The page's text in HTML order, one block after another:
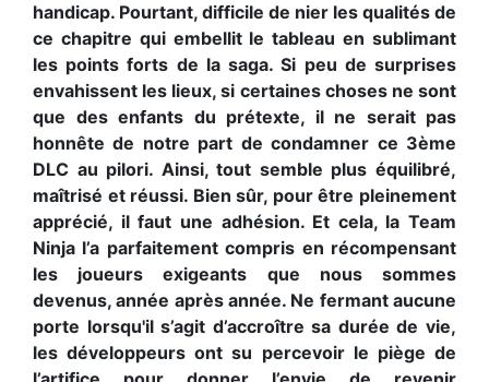
handicap. Pourtant, difficile de nier les qualités de
ce chapitre qui embellit le tableau en sublimant
les points forts de la saga. Si peu de surprises
envahissent les lieux, si certaines choses ne sont
que des enfants du prétexte, il ne serait pas
honnête de notre part de condamner ce 3ème
DLC au pilori. Ainsi, tout semble plus équilibré,
maîtrisé et réussi. Bien sûr, pour être pleinement
apprécié, il faut une adhésion. Et cela, la Team
Ninja l’a parfaitement compris en récompensant
les joueurs exigeants que nous sommes
devenus, année après année. Ne fermant aucune
porte lorsqu'il s’agit d’accroître sa durée de vie,
les développeurs ont su percevoir le piège de